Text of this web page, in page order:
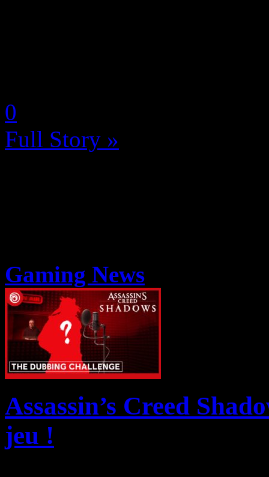
0
Full Story »
Gaming News
Assassin’s Creed
jeu !